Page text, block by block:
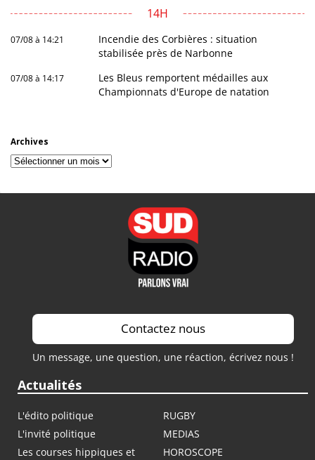
14H
07/08 à 14:21
Incendie des Corbières : situation
stabilisée près de Narbonne
07/08 à 14:17
Les Bleus remportent médailles aux
Championnats d'Europe de natation
Archives
Archives
Contactez nous
Un message, une question, une réaction, écrivez nous !
Actualités
L'édito politique
RUGBY
L'invité politique
MEDIAS
Les courses hippiques et
HOROSCOPE